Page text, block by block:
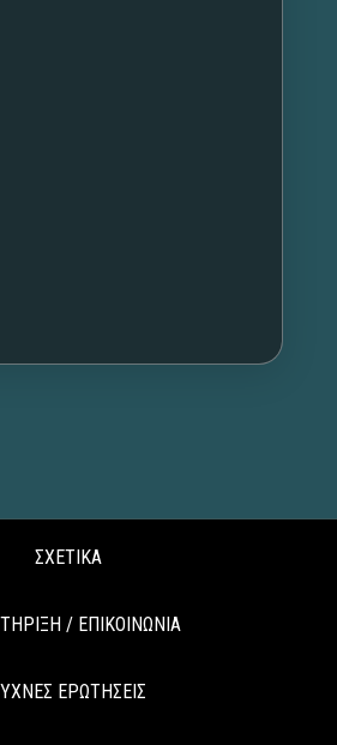
ΣΧΕΤΙΚΑ
/ ΕΠΙΚΟΙΝΩΝΙΑ
ΕΡΩΤΗΣΕΙΣ